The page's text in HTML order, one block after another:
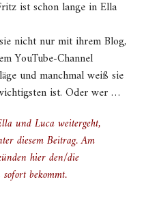
ist schon lange in Ella
nicht nur mit ihrem Blog,
YouTube-Channel
und manchmal weiß sie
ist. Oder wer …
und Luca weitergeht,
diesem Beitrag. Am
hier den/die
bekommt.